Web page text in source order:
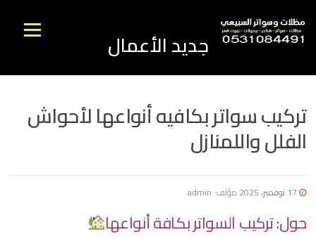
الى
المحتوى
القائمه جديد الأعمال
تركيب سواتر بكافيه أنواعها لأحواش
الفلل واللمنازل
17 نوفمبر، 2025 مؤلف: admin
حول: تركيب السواتر بكافة أنواعها